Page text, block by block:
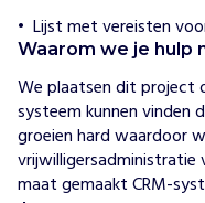
Lijst met vereisten
Waarom we je hulp
We plaatsen dit project
systeem kunnen vinden
groeien hard waardoor
vrijwilligersadministratie
maat gemaakt CRM-